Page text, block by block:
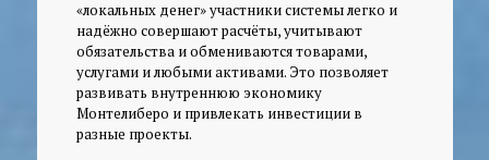
«локальных денег» участники системы легко и
надёжно совершают расчёты, учитывают
обязательства и обмениваются товарами,
услугами и любыми активами. Это позволяет
развивать внутреннюю экономику
Монтелиберо и привлекать инвестиции в
разные проекты.